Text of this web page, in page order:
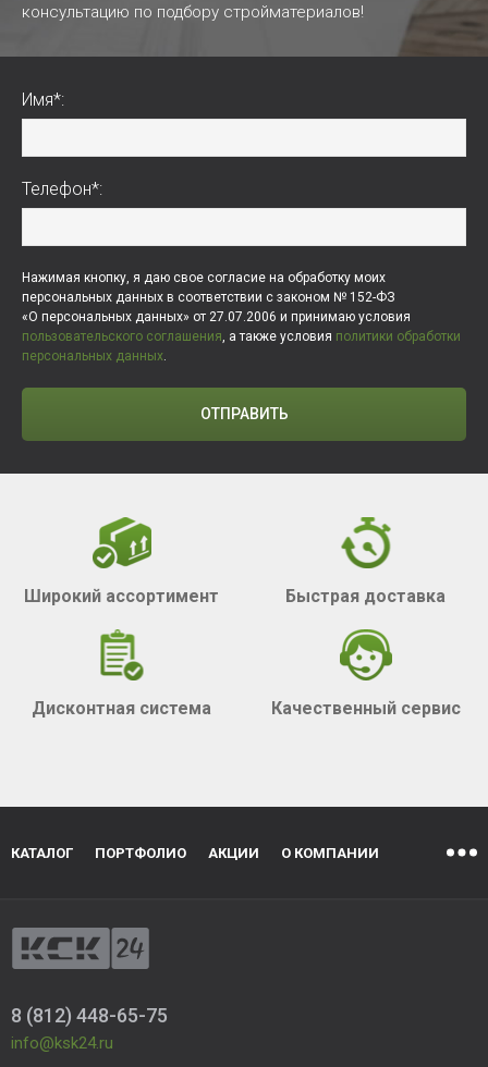
консультацию по подбору стройматериалов!
Имя*:
Телефон*:
Нажимая кнопку, я даю свое согласие на обработку моих
персональных данных в соответствии с законом № 152-ФЗ
«О персональных данных» от 27.07.2006 и принимаю условия
пользовательского соглашения, а также условия политики обработки
персональных данных.
ОТПРАВИТЬ
Широкий ассортимент Быстрая доставка
Дисконтная система Качественный сервис
КАТАЛОГ ПОРТФОЛИО АКЦИИ О КОМПАНИИ
8 (812) 448-65-75
info@ksk24.ru